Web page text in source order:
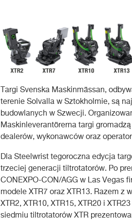
Targi Svenska Maskinmässan,
terenie Solvalla w Sztokholmie, są
budowlanych w Szwecji.
Maskinleverantörerna targi
dealerów, wykonawców oraz
Dla Steelwrist tegoroczna edycja
trzeciej generacji tiltrotatorów. Po
CONEXPO-CON/AGG w Las Vegas
modele XTR7 oraz XTR13. Razem z
XTR2, XTR10, XTR15, XTR20 i
siedmiu tiltrotatorów XTR